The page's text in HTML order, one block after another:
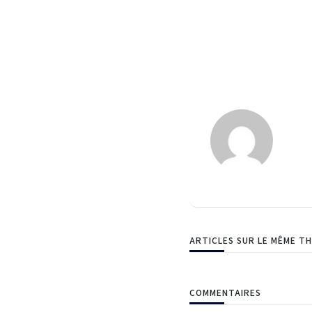
ARTICLES SUR LE MÊME
COMMENTAIRES